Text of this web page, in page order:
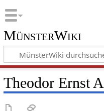
MünsterWiki
Theodor Ernst